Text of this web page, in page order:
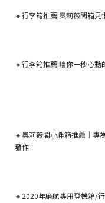
🔸行李箱推薦|奧莉薇閣箱
🔸行李箱推薦|讓你一秒心動
🔸 奧莉薇閣小胖箱推薦｜專
發作！
🔸 2020年廉航專用登機箱/